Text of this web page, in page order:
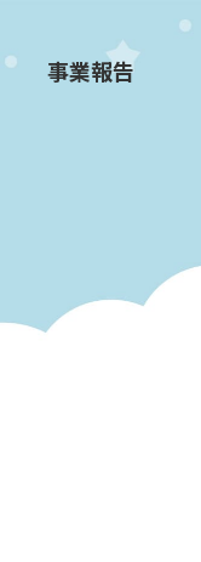
事業報告